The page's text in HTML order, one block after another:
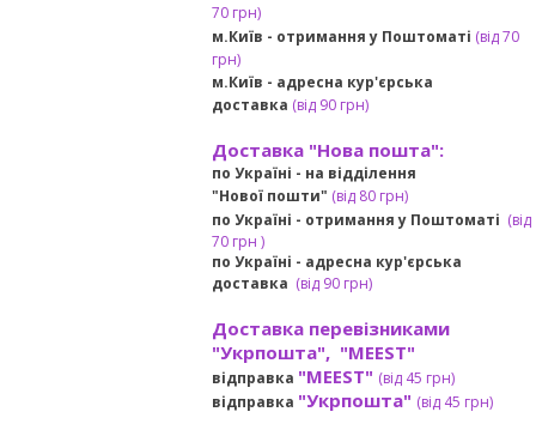
70 грн)
м.Київ - отримання у Поштоматі (від 70
грн)
м.Київ - адресна кур'єрська
доставка (від90 грн)
Доставка "Нова пошта":
по Україні - на відділення
"Нової пошти" (від 80 грн)
по Україні - отримання у Поштоматі (від
70 грн )
по Україні - адресна кур'єрська
доставка (від90 грн)
Доставка перевізниками
"Укрпошта", "MEEST"
відправка "MEEST" (від 45 грн)
відправка "Укрпошта" (від 45 грн)